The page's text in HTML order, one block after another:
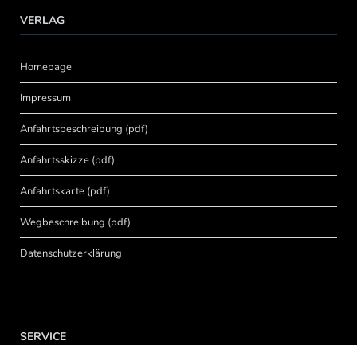
VERLAG
Homepage
Impressum
Anfahrtsbeschreibung (pdf)
Anfahrtsskizze (pdf)
Anfahrtskarte (pdf)
Wegbeschreibung (pdf)
Datenschutzerklärung
SERVICE